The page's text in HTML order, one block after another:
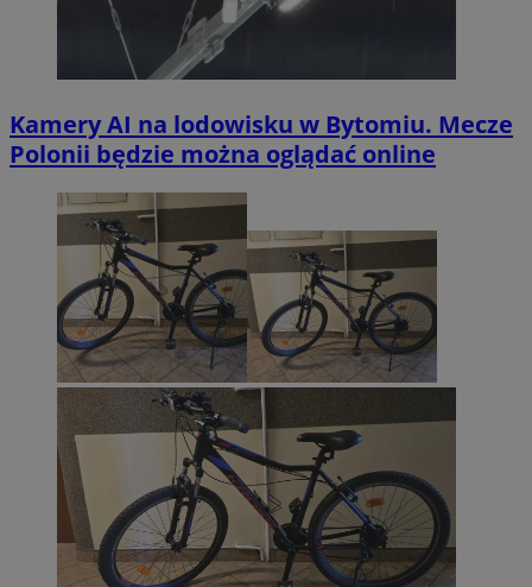
Kamery AI na lodowisku w Bytomiu. Mecze
Polonii będzie można oglądać online